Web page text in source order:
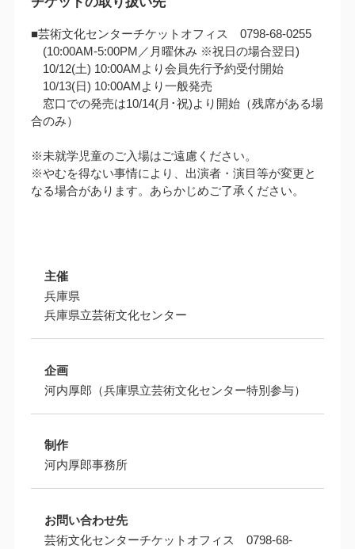
■芸術文化センターチケットオフィス 0798-68-0255
(10:00AM‐5:00PM／月曜休み ※祝日の場合翌日)
10/12(土) 10:00AMより会員先行予約受付開始
10/13(日) 10:00AMより一般発売
窓口での発売は10/14(月･祝)より開始（残席がある場
合のみ）
※未就学児童のご入場はご遠慮ください。
※やむを得ない事情により、出演者・演目等が変更と
なる場合があります。あらかじめご了承ください。
主催
兵庫県
兵庫県立芸術文化センター
企画
河内厚郎（兵庫県立芸術文化センター特別参与）
制作
河内厚郎事務所
お問い合わせ先
芸術文化センターチケットオフィス 0798-68-